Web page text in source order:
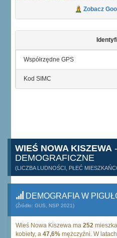
Zobacz
Współrzędne GPS
Kod SIMC
WIEŚ NOWA KISZEWA
DEMOGRAFICZNE
(LICZBA LUDNOŚCI, PŁEĆ
DEMOGRAFIA W
(Źródło: GUS, NSP 2021)
Wieś Nowa Kiszewa ma 252
kobiety, a 47,6% mężczyźni. W